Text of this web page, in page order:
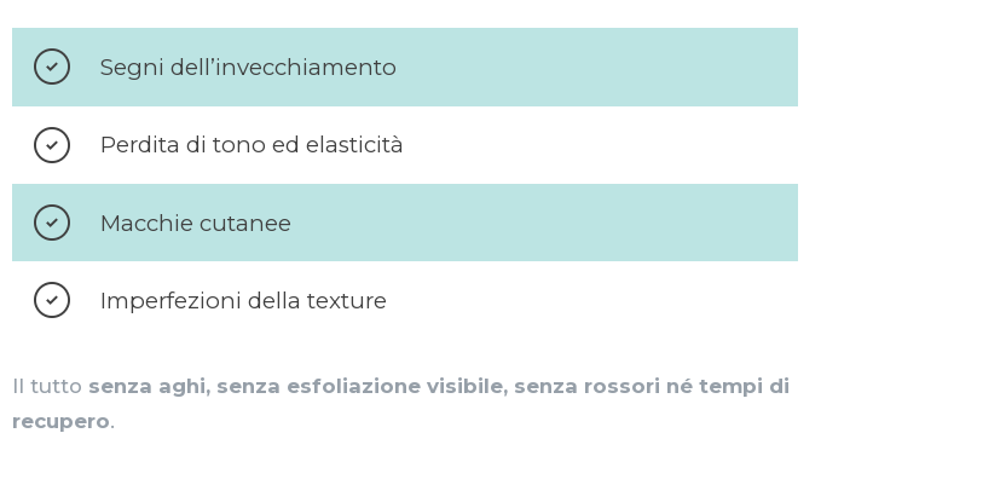
Segni dell’invecchiamento
Perdita di tono ed elasticità
Macchie cutanee
Imperfezioni della texture
Il tutto senza aghi, senza esfoliazione visibile, senza rossori né tempi di
recupero.